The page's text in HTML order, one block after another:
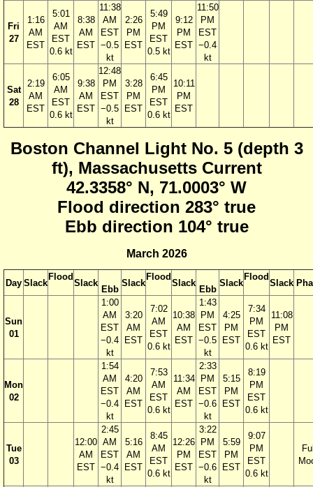
Fri
27
1:16
AM
EST
5:01
AM
EST
0.6 kt
8:38
AM
EST
11:38
AM
EST
−0.5
kt
2:26
PM
EST
5:49
PM
EST
0.5 kt
9:12
PM
EST
11:50
PM
EST
−0.4
kt
Sat
28
2:19
AM
EST
6:05
AM
EST
0.6 kt
9:38
AM
EST
12:48
PM
EST
−0.5
kt
3:28
PM
EST
6:45
PM
EST
0.6 kt
10:11
PM
EST
Boston Channel Light No. 5 (depth 3
ft), Massachusetts Current
42.3358° N, 71.0003° W
Flood direction 283° true
Ebb direction 104° true
March 2026
Day Slack
Flood
Slack
Ebb
Slack
Flood
Slack
Ebb
Slack
Flood
Slack
Sun
01
1:00
AM
EST
−0.4
kt
3:20
AM
EST
7:02
AM
EST
0.6 kt
10:38
AM
EST
1:43
PM
EST
−0.5
kt
4:25
PM
EST
7:34
PM
EST
0.6 kt
11:08
PM
EST
Mon
02
1:54
AM
EST
−0.4
kt
4:20
AM
EST
7:53
AM
EST
0.6 kt
11:34
AM
EST
2:33
PM
EST
−0.6
kt
5:15
PM
EST
8:19
PM
EST
0.6 kt
Tue
03
12:00
AM
EST
2:45
AM
EST
−0.4
kt
5:16
AM
EST
8:45
AM
EST
0.6 kt
12:26
PM
EST
3:22
PM
EST
−0.6
kt
5:59
PM
EST
9:07
PM
EST
0.6 kt